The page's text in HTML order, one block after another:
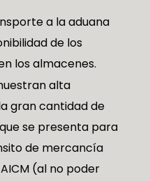
a la aduana
de los
los almacenes.
alta
gran cantidad de
se presenta para
de mercancía
(al no poder